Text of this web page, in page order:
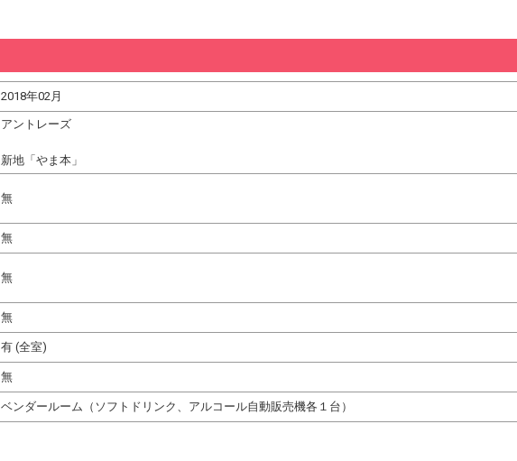
2018年02月
アントレーズ
新地「やま本」
無
無
無
無
有 (全室)
無
ベンダールーム（ソフトドリンク、アルコール自動販売機各１台）